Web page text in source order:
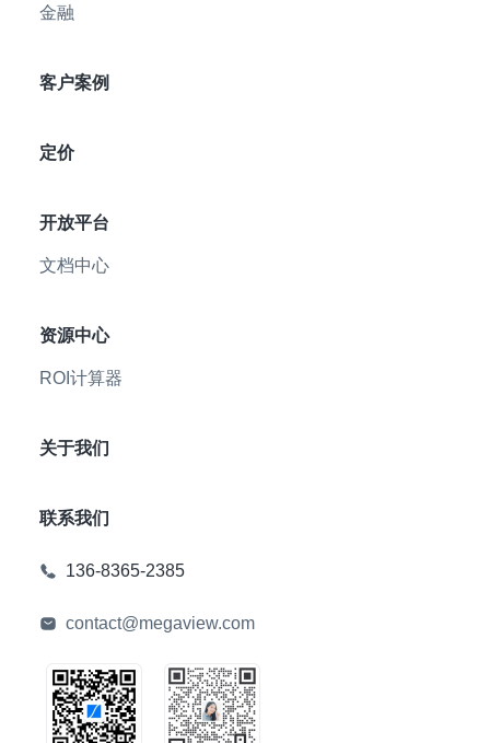
金融
客户案例
定价
开放平台
文档中心
资源中心
ROI计算器
关于我们
联系我们
136-8365-2385
contact@megaview.com